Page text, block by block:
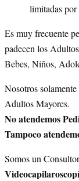
limitadas
Es muy frecuente
padecen los
Bebes, Niños,
Nosotros
Adultos Mayores.
No atendemos
Tampoco
Somos un